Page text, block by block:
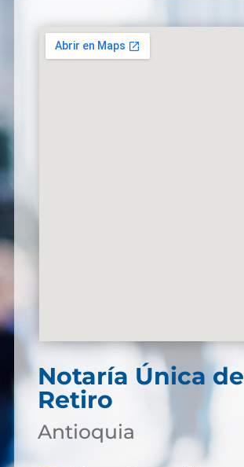
Notaría Única de
Retiro
Antioquia